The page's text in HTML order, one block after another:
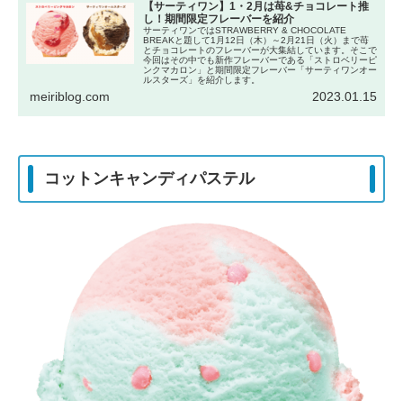
【サーティワン】1・2月は苺&チョコレート推
し！期間限定フレーバーを紹介
サーティワンではSTRAWBERRY & CHOCOLATE
BREAKと題して1月12日（木）～2月21日（火）まで苺
とチョコレートのフレーバーが大集結しています。そこで
今回はその中でも新作フレーバーである「ストロベリーピ
ンクマカロン」と期間限定フレーバー「サーティワンオー
ルスターズ」を紹介します。
meiriblog.com 2023.01.15
コットンキャンディパステル